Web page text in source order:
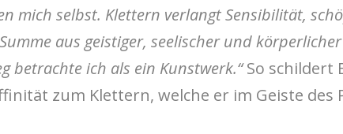
mich selbst. Klettern verlangt Sensibilität,
aus geistiger, seelischer und
betrachte ich als ein Kunstwerk.“So schildert
zum Klettern, welche er im Geiste des